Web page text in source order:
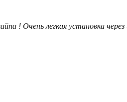
! Очень легкая установка